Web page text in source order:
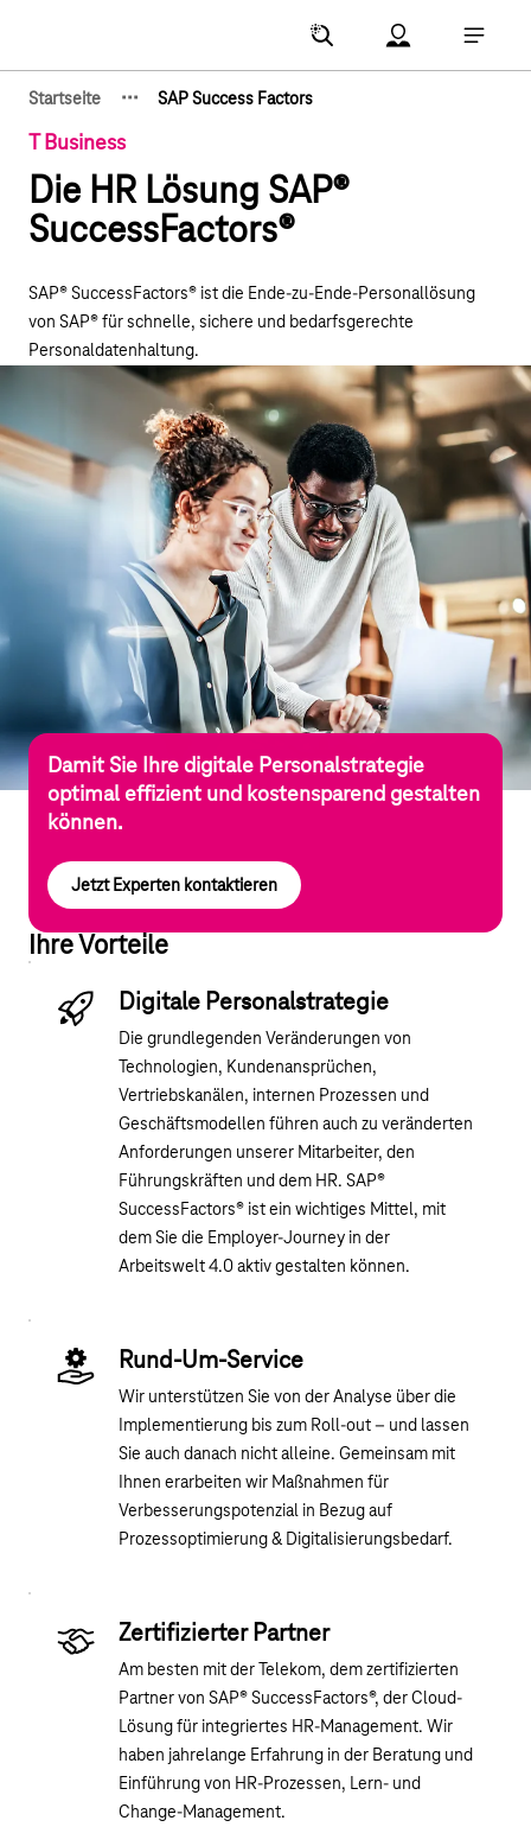
Account Menu
Startseite ··· SAP Success Factors
T Business
Die HR Lösung SAP®
SuccessFactors®
SAP® SuccessFactors® ist die Ende-zu-Ende-Personallösung
von SAP® für schnelle, sichere und bedarfsgerechte
Personaldatenhaltung.
Damit Sie Ihre digitale Personalstrategie
optimal effizient und kostensparend gestalten
können.
Jetzt Experten kontaktieren
Ihre Vorteile
Digitale Personalstrategie
Die grundlegenden Veränderungen von
Technologien, Kundenansprüchen,
Vertriebskanälen, internen Prozessen und
Geschäftsmodellen führen auch zu veränderten
Anforderungen unserer Mitarbeiter, den
Führungskräften und dem HR. SAP®
SuccessFactors® ist ein wichtiges Mittel, mit
dem Sie die Employer-Journey in der
Arbeitswelt 4.0 aktiv gestalten können.
Rund-Um-Service
Wir unterstützen Sie von der Analyse über die
Implementierung bis zum Roll-out – und lassen
Sie auch danach nicht alleine. Gemeinsam mit
Ihnen erarbeiten wir Maßnahmen für
Verbesserungspotenzial in Bezug auf
Prozessoptimierung & Digitalisierungsbedarf.
Zertifizierter Partner
Am besten mit der Telekom, dem zertifizierten
Partner von SAP® SuccessFactors®, der Cloud-
Lösung für integriertes HR-Management. Wir
haben jahrelange Erfahrung in der Beratung und
Einführung von HR-Prozessen, Lern- und
Change-Management.